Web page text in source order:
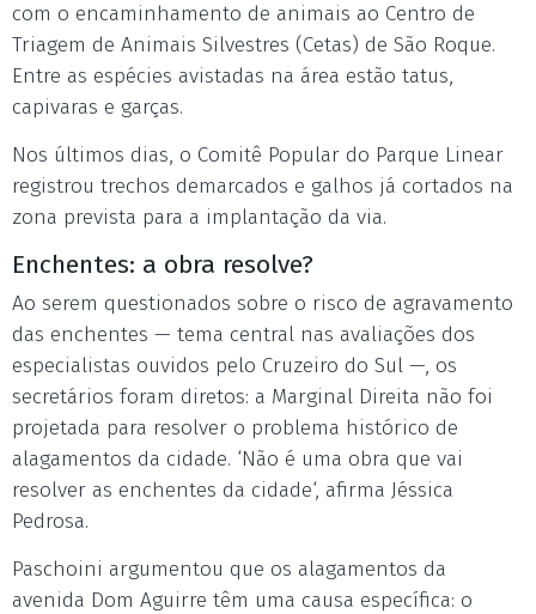
com o encaminhamento de animais ao Centro de
Triagem de Animais Silvestres (Cetas) de São Roque.
Entre as espécies avistadas na área estão tatus,
capivaras e garças.
Nos últimos dias, o Comitê Popular do Parque Linear
registrou trechos demarcados e galhos já cortados na
zona prevista para a implantação da via.
Enchentes: a obra resolve?
Ao serem questionados sobre o risco de agravamento
das enchentes — tema central nas avaliações dos
especialistas ouvidos pelo Cruzeiro do Sul —, os
secretários foram diretos: a Marginal Direita não foi
projetada para resolver o problema histórico de
alagamentos da cidade. ‘Não é uma obra que vai
resolver as enchentes da cidade‘, afirma Jéssica
Pedrosa.
Paschoini argumentou que os alagamentos da
avenida Dom Aguirre têm uma causa específica: o